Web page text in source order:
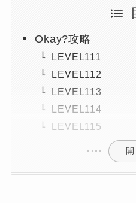
Okay?攻略
LEVEL111
LEVEL112
LEVEL113
LEVEL114
LEVEL115
開